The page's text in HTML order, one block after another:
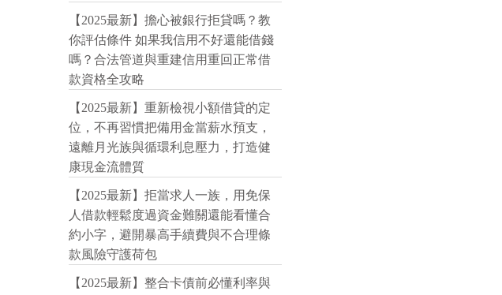
【2025最新】擔心被銀行拒貸嗎？教
你評估條件 如果我信用不好還能借錢
嗎？合法管道與重建信用重回正常借
款資格全攻略
【2025最新】重新檢視小額借貸的定
位，不再習慣把備用金當薪水預支，
遠離月光族與循環利息壓力，打造健
康現金流體質
【2025最新】拒當求人一族，用免保
人借款輕鬆度過資金難關還能看懂合
約小字，避開暴高手續費與不合理條
款風險守護荷包
【2025最新】整合卡債前必懂利率與